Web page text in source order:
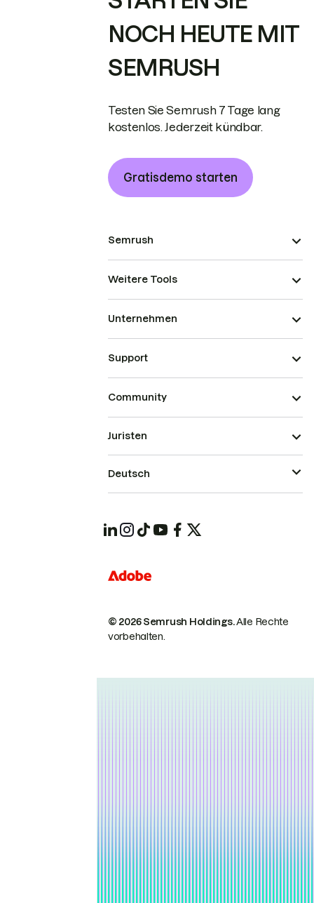
NOCH HEUTE MIT
SEMRUSH
Testen Sie Semrush 7 Tage lang
kostenlos. Jederzeit kündbar.
Gratisdemo starten
Semrush
Weitere Tools
Unternehmen
Support
Community
© 2026 Semrush Holdings.Alle Rechte
vorbehalten.
Juristen
Deutsch